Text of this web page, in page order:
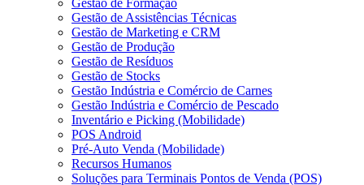
Gestão de Assistências Técnicas
Gestão de Marketing e CRM
Gestão de Produção
Gestão de Resíduos
Gestão de Stocks
Gestão Indústria e Comércio de Carnes
Gestão Indústria e Comércio de Pescado
Inventário e Picking (Mobilidade)
POS Android
Pré-Auto Venda (Mobilidade)
Recursos Humanos
Soluções para Terminais Pontos de Venda (POS)